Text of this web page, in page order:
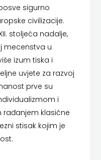
sigurno
civilizacije.
stoljeća nadalje,
mecenstva u
izum tiska i
uvjete za razvoj
prve su
i
klasične
stisak kojim je